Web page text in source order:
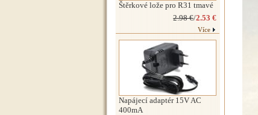
Štěrkové lože pro R31 tmavé
2.98 €/2.53 €
Více
Napájecí adaptér 15V AC
400mA